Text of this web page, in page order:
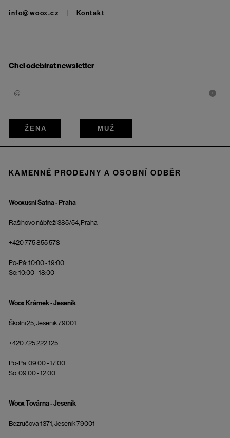
info@woox.cz Kontakt
Chci odebírat newsletter
i
ŽENA MUŽ
KAMENNÉ PRODEJNY A OSOBNÍ ODBĚR
Wooxusní Šatna - Praha
Rašínovo nábřeží 385/54, Praha
+420 775 855 578
Po-Pá: 10:00 - 19:00
So: 10:00 - 18:00
Woox Krámek - Jeseník
Školní 25, Jeseník 79001
+420 725 222 125
Po-Pá: 09:00 - 17:00
So: 09:00 - 12:00
Woox Továrna - Jeseník
Bezručova 1371, Jeseník 79001